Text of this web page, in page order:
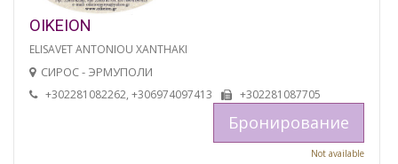
OIKEION
ELISAVET ANTONIOU XANTHAKI
СИРОС - ЭРМУПОЛИ
+302281082262, +306974097413 +302281087705
Бронирование
Not available